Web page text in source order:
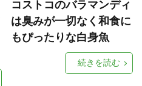
コストコのバラマンディ
は臭みが一切なく和食に
もぴったりな白身魚
続きを読む